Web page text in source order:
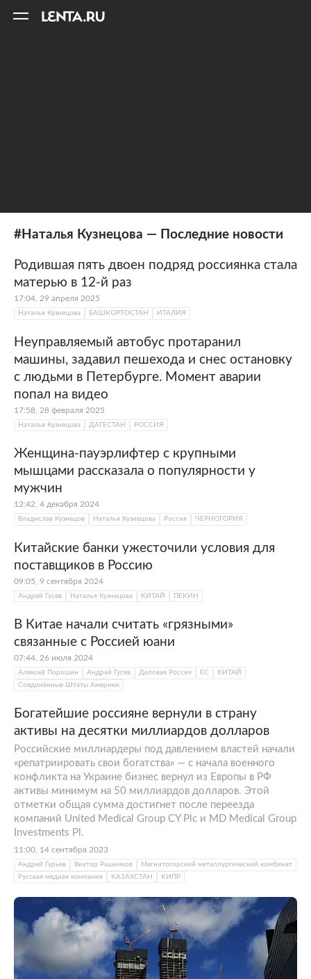
#Наталья Кузнецова — Последние новости
Родившая пять двоен подряд россиянка стала
матерью в 12-й раз
17:04, 29 апреля 2025
Наталья Кузнецова БАШКОРТОСТАН ИТАЛИЯ
Неуправляемый автобус протаранил
машины, задавил пешехода и снес остановку
с людьми в Петербурге. Момент аварии
попал на видео
17:58, 28 февраля 2025
Наталья Кузнецова ДАГЕСТАН РОССИЯ
Женщина-пауэрлифтер с крупными
мышцами рассказала о популярности у
мужчин
12:42, 4 декабря 2024
Владислав Кузнецов Наталья Кузнецова Россия ЧЕРНОГОРИЯ
Китайские банки ужесточили условия для
поставщиков в Россию
09:05, 9 сентября 2024
Андрей Гусев Наталья Кузнецова КИТАЙ ПЕКИН
В Китае начали считать «грязными»
связанные с Россией юани
07:44, 26 июля 2024
Алексей Порошин Андрей Гусев Деловая Россия ЕС
КИТАЙ
Соединённые Штаты Америки
Богатейшие россияне вернули в страну
активы на десятки миллиардов долларов
Российские миллиардеры под давлением властей начали
«репатриировать свои богатства» — с начала военного
конфликта на Украине бизнес вернул из Европы в РФ
активы минимум на 50 миллиардов долларов. Этой
отметки общая сумма достигнет после переезда
компаний United Medical Group CY Plc и MD Medical Group
Investments Pl.
11:00, 14 сентября 2023
Андрей Гурьев Виктор Рашников
Магнитогорский металлургический комбинат
Русская медная компания
КАЗАХСТАН КИПР